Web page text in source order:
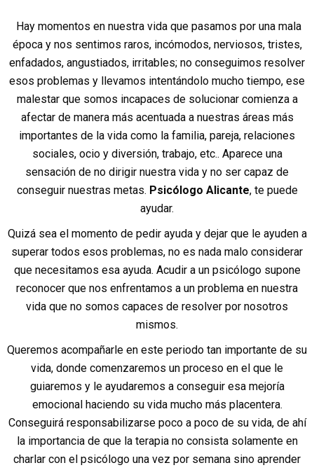
Hay momentos en nuestra vida que pasamos por una mala
época y nos sentimos raros, incómodos, nerviosos, tristes,
enfadados, angustiados, irritables; no conseguimos resolver
esos problemas y llevamos intentándolo mucho tiempo, ese
malestar que somos incapaces de solucionar comienza a
afectar de manera más acentuada a nuestras áreas más
importantes de la vida como la familia, pareja, relaciones
sociales, ocio y diversión, trabajo, etc.. Aparece una
sensación de no dirigir nuestra vida y no ser capaz de
conseguir nuestras metas. Psicólogo Alicante, te puede
ayudar.
Quizá sea el momento de pedir ayuda y dejar que le ayuden a
superar todos esos problemas, no es nada malo considerar
que necesitamos esa ayuda. Acudir a un psicólogo supone
reconocer que nos enfrentamos a un problema en nuestra
vida que no somos capaces de resolver por nosotros
mismos.
Queremos acompañarle en este periodo tan importante de su
vida, donde comenzaremos un proceso en el que le
guiaremos y le ayudaremos a conseguir esa mejoría
emocional haciendo su vida mucho más placentera.
Conseguirá responsabilizarse poco a poco de su vida, de ahí
la importancia de que la terapia no consista solamente en
charlar con el psicólogo una vez por semana sino aprender